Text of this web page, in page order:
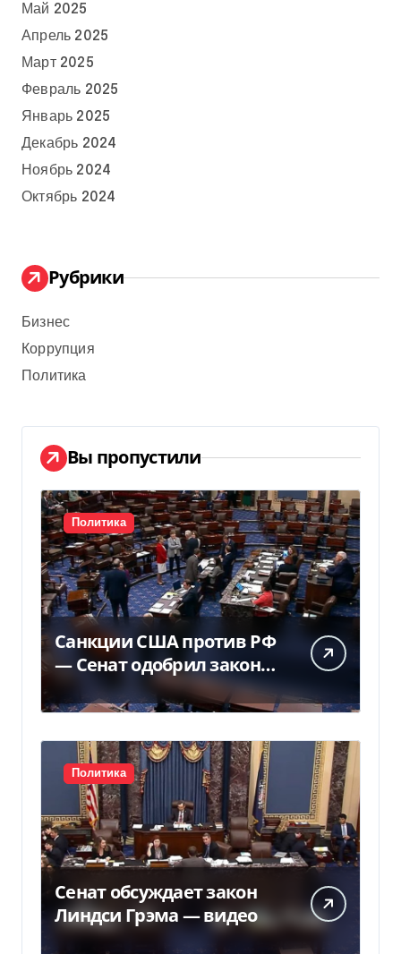
Май 2025
Апрель 2025
Март 2025
Февраль 2025
Январь 2025
Декабрь 2024
Ноябрь 2024
Октябрь 2024
Рубрики
Бизнес
Коррупция
Политика
Вы пропустили
Политика
Санкции США против РФ
— Сенат одобрил закон
Грема — Фокус
Политика
Сенат обсуждает закон
Линдси Грэма — видео